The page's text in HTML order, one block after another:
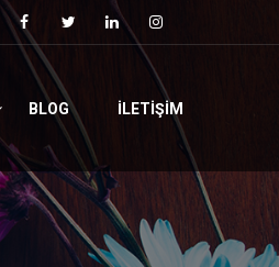
BLOG İLETIŞIM